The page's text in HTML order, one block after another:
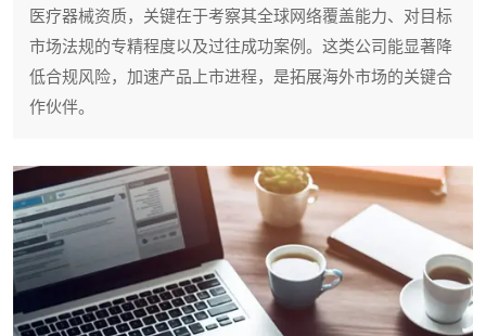
医疗器械资质，关键在于考察其全球网络覆盖能力、对目标
市场法规的专精程度以及过往成功案例。这类公司能显著降
低合规风险，加速产品上市进程，是拓展海外市场的关键合
作伙伴。